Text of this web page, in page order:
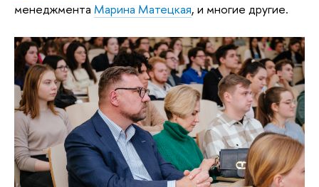
менеджмента Марина Матецкая, и многие другие.